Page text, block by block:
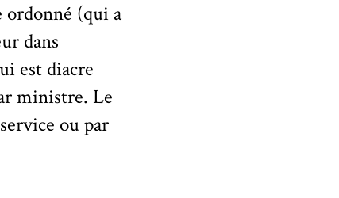
(qui a
dans
est diacre
ministre. Le
ou par